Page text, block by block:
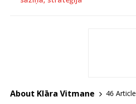
About Klāra Vitmane
46